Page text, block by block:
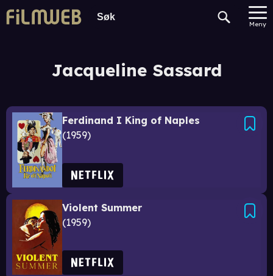
Meny
Jacqueline Sassard
Ferdinand I King of Naples
1959
Violent Summer
1959